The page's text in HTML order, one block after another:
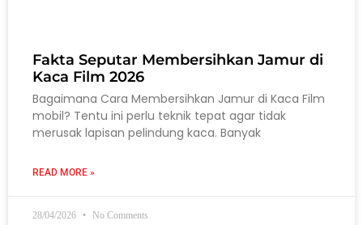
Fakta Seputar Membersihkan Jamur di
Kaca Film 2026
Bagaimana Cara Membersihkan Jamur di Kaca Film
mobil? Tentu ini perlu teknik tepat agar tidak
merusak lapisan pelindung kaca. Banyak
READ MORE »
28/04/2026 No Comments